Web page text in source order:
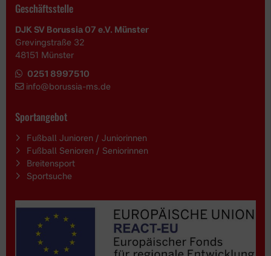
Geschäftsstelle
DJK SV Borussia 07 e.V. Münster
Grevingstraße 32
48151 Münster
0251 8997510
info@borussia-ms.de
Sportangebot
Fußball Junioren / Juniorinnen
Fußball Senioren / Seniorinnen
Breitensport
Sportsuche